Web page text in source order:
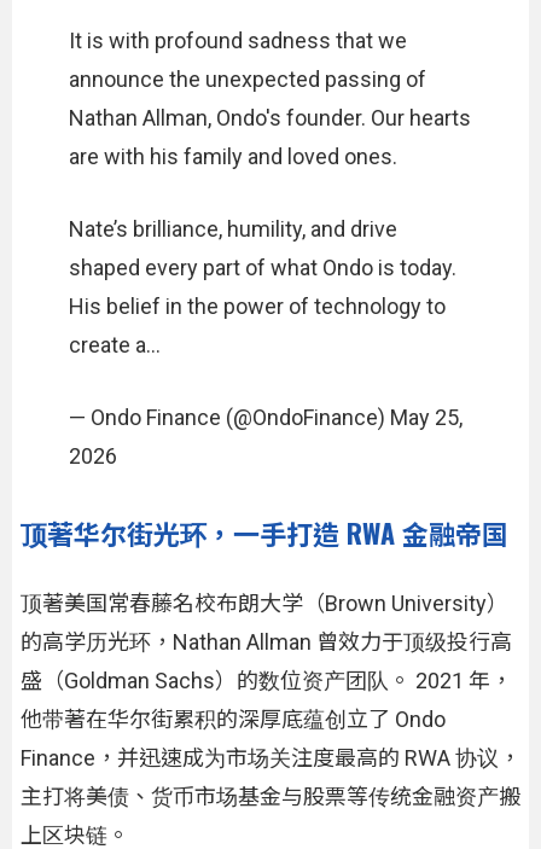
It is with profound sadness that we
announce the unexpected passing of
Nathan Allman, Ondo's founder. Our hearts
are with his family and loved ones.
Nate’s brilliance, humility, and drive
shaped every part of what Ondo is today.
His belief in the power of technology to
create a…
— Ondo Finance (@OndoFinance) May 25,
2026
顶著华尔街光环，一手打造 RWA 金融帝国
顶著美国常春藤名校布朗大学（Brown University）
的高学历光环，Nathan Allman 曾效力于顶级投行高
盛（Goldman Sachs）的数位资产团队。 2021 年，
他带著在华尔街累积的深厚底蕴创立了 Ondo
Finance，并迅速成为市场关注度最高的 RWA 协议，
主打将美债、货币市场基金与股票等传统金融资产搬
上区块链。